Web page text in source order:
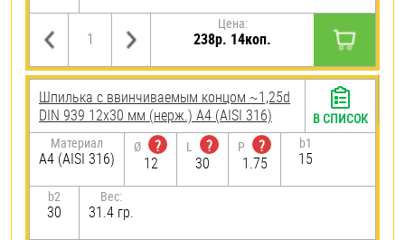
Цена:
238р. 14коп.
Шпилька c ввинчиваемым концом ~1,25d
DIN 939 12х30 мм (нерж.) A4 (AISI 316)
Материал
A4 (AISI 316)
Ø
?
12
L
?
30
P
?
1.75
b1
15
b2
30
Вес:
31.4 гр.
В СПИСОК